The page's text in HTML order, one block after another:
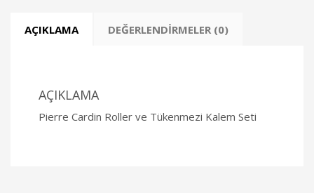
AÇIKLAMA DEĞERLENDIRMELER (0)
AÇIKLAMA
Pierre Cardin Roller ve Tükenmezi Kalem Seti